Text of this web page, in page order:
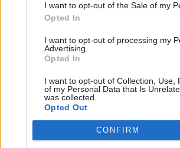
I want to opt-out of the Sale of my
Opted In
I want to opt-out of processing my
Advertising.
Opted In
I want to opt-out of Collection, Use,
of my Personal Data that Is
was collected.
Opted Out
CONFIRM
Marcin Darmas
10.02.2026
Najpopularniejsze
Eksplozje w Dubaju i chaos na lotniskach.
Wojna dronów i tysiące rannych. Czy Polska
ratowania żołnierzy?